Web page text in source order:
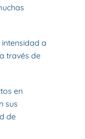
a
través de
en
sus
de